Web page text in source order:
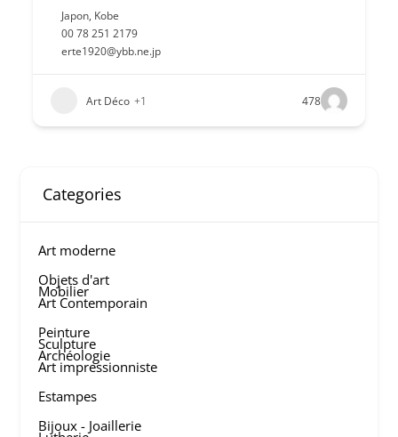
Japon, Kobe
00 78 251 2179
erte1920@ybb.ne.jp
Art Déco +1 478
Categories
Art moderne
Objets d'art
Mobilier
Art Contemporain
Peinture
Sculpture
Archéologie
Art impressionniste
Estampes
Bijoux - Joaillerie